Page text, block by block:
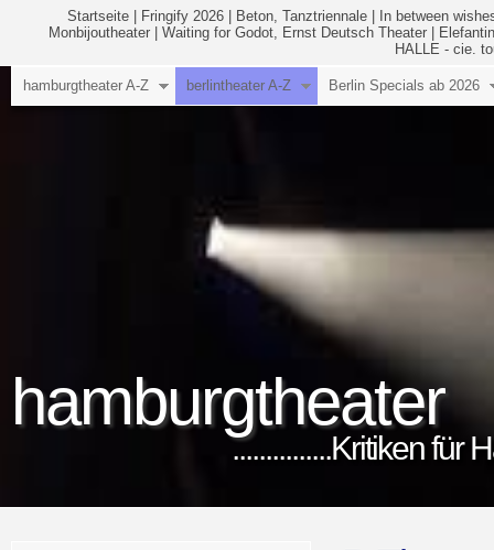
Startseite Fringify 2026 Beton, Tanztriennale
In between
Monbijoutheater
Waiting for Godot, Ernst Deutsch Theater
HALLE - cie.
hamburgtheater
...............Kritiken für
hamburgtheater A-Z berlintheater A-Z Berlin Specials ab 2026